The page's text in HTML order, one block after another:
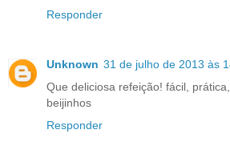
Responder
Unknown 31 de julho de 2013 às
Que deliciosa refeição! fácil,
beijinhos
Responder